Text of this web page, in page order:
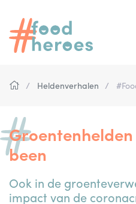
naar
gaanKruimelpad
Heldenverhalen
been
Ook in de
impact van de